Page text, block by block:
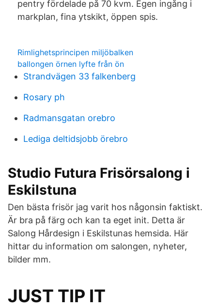
pentry fördelade på 70 kvm. Egen ingång i
markplan, fina ytskikt, öppen spis.
Rimlighetsprincipen miljöbalken
ballongen örnen lyfte från ön
Strandvägen 33 falkenberg
Rosary ph
Radmansgatan orebro
Lediga deltidsjobb örebro
Studio Futura Frisörsalong i
Eskilstuna
Den bästa frisör jag varit hos någonsin faktiskt.
Är bra på färg och kan ta eget init. Detta är
Salong Hårdesign i Eskilstunas hemsida. Här
hittar du information om salongen, nyheter,
bilder mm.
JUST TIP IT